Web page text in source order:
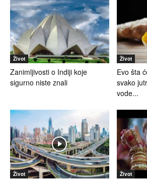
Život
Zanimljivosti o Indiji koje
sigurno niste znali
Život
Evo šta
svako
vode...
Život Život